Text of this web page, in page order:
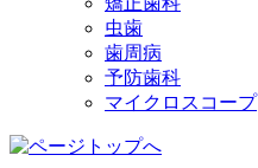
虫歯
歯周病
予防歯科
マイクロスコープ